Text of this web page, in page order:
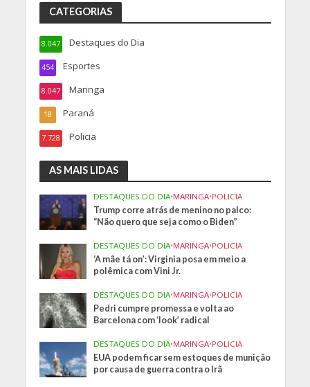
CATEGORIAS
Destaques do Dia
8.047
Esportes
454
Maringa
8.047
Paraná
18
Policia
7.728
AS MAIS LIDAS
DESTAQUES DO DIA•MARINGA•POLICIA
Trump corre atrás de menino no palco:
“Não quero que seja como o Biden”
DESTAQUES DO DIA•MARINGA•POLICIA
‘A mãe tá on’: Virginia posa em meio a
polêmica com Vini Jr.
DESTAQUES DO DIA•MARINGA•POLICIA
Pedri cumpre promessa e volta ao
Barcelona com ‘look’ radical
DESTAQUES DO DIA•MARINGA•POLICIA
EUA podem ficar sem estoques de munição
por causa de guerra contra o Irã